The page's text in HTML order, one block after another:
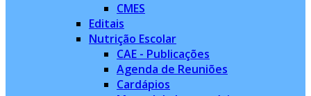
CMES
Editais
Nutrição Escolar
CAE - Publicações
Agenda de Reuniões
Cardápios